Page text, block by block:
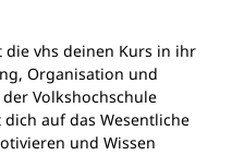
vhs deinen Kurs in ihr
Organisation und
Volkshochschule
auf das Wesentliche
und Wissen